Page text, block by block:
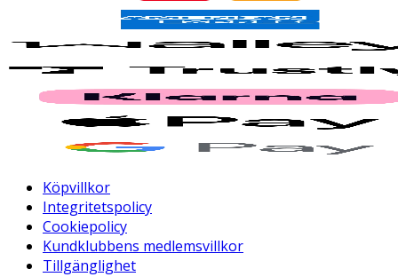
Köpvillkor
Integritetspolicy
Cookiepolicy
Kundklubbens medlemsvillkor
Tillgänglighet